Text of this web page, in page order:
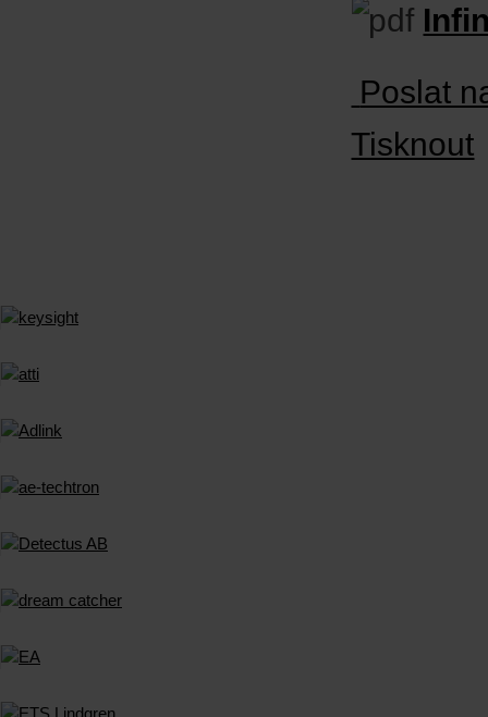
Poslat
Tisknout